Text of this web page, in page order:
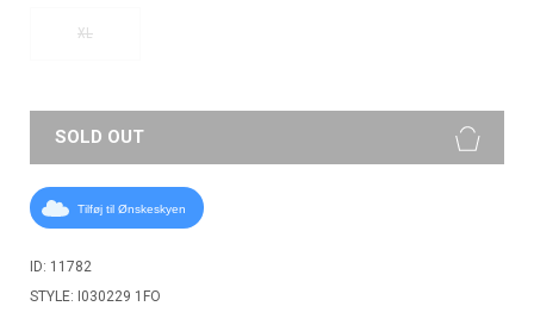
XL
SOLD OUT
Tilføj til Ønskeskyen
ID: 11782
STYLE: I030229 1FO